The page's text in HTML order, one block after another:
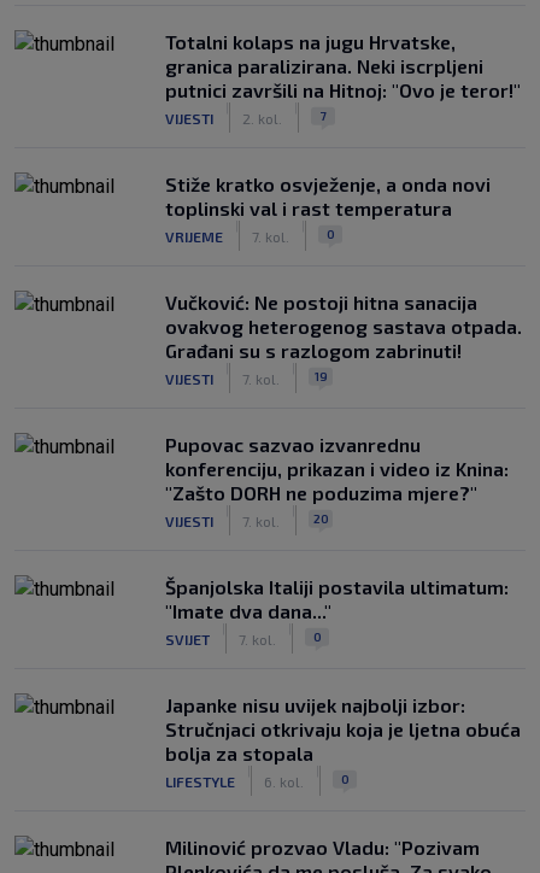
Totalni kolaps na jugu Hrvatske,
granica paralizirana. Neki iscrpljeni
putnici završili na Hitnoj: "Ovo je teror!"
VIJESTI 2. kol. 7
Stiže kratko osvježenje, a onda novi
toplinski val i rast temperatura
VRIJEME 7. kol. 0
Vučković: Ne postoji hitna sanacija
ovakvog heterogenog sastava otpada.
Građani su s razlogom zabrinuti!
VIJESTI 7. kol. 19
Pupovac sazvao izvanrednu
konferenciju, prikazan i video iz Knina:
"Zašto DORH ne poduzima mjere?"
VIJESTI 7. kol. 20
Španjolska Italiji postavila ultimatum:
"Imate dva dana..."
SVIJET 7. kol. 0
Japanke nisu uvijek najbolji izbor:
Stručnjaci otkrivaju koja je ljetna obuća
bolja za stopala
LIFESTYLE 6. kol. 0
Milinović prozvao Vladu: "Pozivam